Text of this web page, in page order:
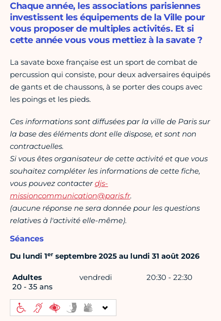
Chaque année, les associations parisiennes
investissent les équipements de la Ville pour
vous proposer de multiples activités. Et si
cette année vous vous mettiez à la savate ?
La savate boxe française est un sport de combat de
percussion qui consiste, pour deux adversaires équipés
de gants et de chaussons, à se porter des coups avec
les poings et les pieds.
Ces informations sont diffusées par la ville de Paris sur
la base des éléments dont elle dispose, et sont non
contractuelles.
Si vous êtes organisateur de cette activité et que vous
souhaitez compléter les informations de cette fiche,
vous pouvez contacterdjs-
missioncommunication@paris.fr.
(aucune réponse ne sera donnée pour les questions
relatives à l'activité elle-même).
Séances
Du lundi 1er septembre 2025 au lundi 31 août 2026
Adultes
20 - 35 ans
vendredi 20:30 - 22:30